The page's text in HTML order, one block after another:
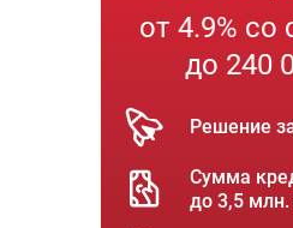
от 4.9% со
до 240
Решение
Сумма
до 3,5